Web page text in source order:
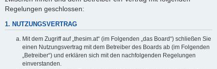
Regelungen geschlossen:
1. NUTZUNGSVERTRAG
Mit dem Zugriff auf „thesim.at“ (im Folgenden „das Board“) schließen Sie
einen Nutzungsvertrag mit dem Betreiber des Boards ab (im Folgenden
„Betreiber“) und erklären sich mit den nachfolgenden Regelungen
einverstanden.